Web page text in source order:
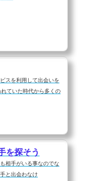
スを利用して出会いを
ていた時代から多くの
を探そう
相手がいる事なのでな
と出会わなけ